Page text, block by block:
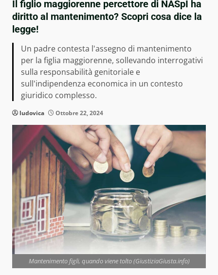
Il figlio maggiorenne percettore di NASpI ha
diritto al mantenimento? Scopri cosa dice la
legge!
Un padre contesta l'assegno di mantenimento
per la figlia maggiorenne, sollevando interrogativi
sulla responsabilità genitoriale e
sull'indipendenza economica in un contesto
giuridico complesso.
ludovica Ottobre 22, 2024
Mantenimento figli, quando viene tolto (GiustiziaGiusta.info)